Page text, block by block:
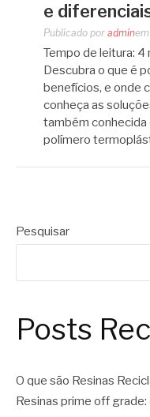
e
Publicado por adminem
Tempo de leitura: 4
Descubra o que é
benefícios, e onde
conheça as
também conhecida
polímero
Pesquisar
Posts
O que são Resinas
Resinas prime off